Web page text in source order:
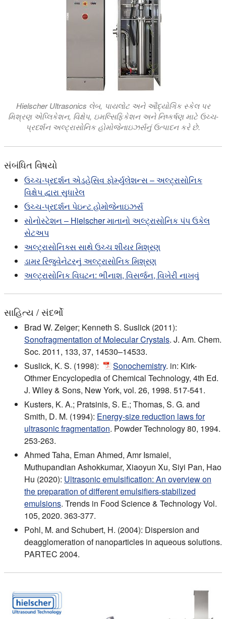
Hielscher Ultrasonics લેબ, પાયલોટ અને ઔદ્યોગિક સ્કેલ પર
મિશ્રણ એપ્લિકેશન, વિક્ષેપ, ઇમલ્સિફિકેશન અને નિષ્કર્ષણ માટે ઉચ્ચ-
પ્રદર્શન અલ્ટ્રાસોનિક હોમોજેનાઇઝર્સનું ઉત્પાદન કરે છે.
સંબંધિત વિષયો
ઉચ્ચ-પ્રદર્શન એડહેસિવ ફોર્મ્યુલેશન્સ – અલ્ટ્રાસોનિક
વિક્ષેપ દ્વારા સુધારેલ
ઉચ્ચ-પ્રદર્શન પેઇન્ટ હોમોજેનાઇઝર્સ
સોનોસ્ટેશન – Hielscher માતાનો અલ્ટ્રાસોનિક પંપ ઉકેલ
સેટઅપ
અલ્ટ્રાસોનિક્સ સાથે ઉચ્ચ શીયર મિશ્રણ
ડામર રિજુવેનેટરનું અલ્ટ્રાસોનિક મિશ્રણ
અલ્ટ્રાસોનિક વિઘટન: ભીનાશ, વિસર્જન, વિખેરી નાખવું
સાહિત્ય / સંદર્ભો
Brad W. Zeiger; Kenneth S. Suslick (2011):
Sonofragmentation of Molecular Crystals. J. Am. Chem.
Soc. 2011, 133, 37, 14530–14533.
Suslick, K. S. (1998):
Sonochemistry. in: Kirk-
Othmer Encyclopedia of Chemical Technology, 4th Ed.
J. Wiley & Sons, New York, vol. 26, 1998. 517-541.
Kusters, K. A.; Pratsinis, S. E.; Thomas, S. G. and
Smith, D. M. (1994): Energy-size reduction laws for
ultrasonic fragmentation. Powder Technology 80, 1994.
253-263.
Ahmed Taha, Eman Ahmed, Amr Ismaiel,
Muthupandian Ashokkumar, Xiaoyun Xu, Siyi Pan, Hao
Hu (2020): Ultrasonic emulsification: An overview on
the preparation of different emulsifiers-stabilized
emulsions. Trends in Food Science & Technology Vol.
105, 2020. 363-377.
Pohl, M. and Schubert, H. (2004): Dispersion and
deagglomeration of nanoparticles in aqueous solutions.
PARTEC 2004.